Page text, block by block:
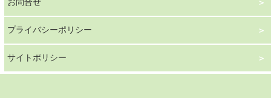
プライバシーポリシー
サイトポリシー